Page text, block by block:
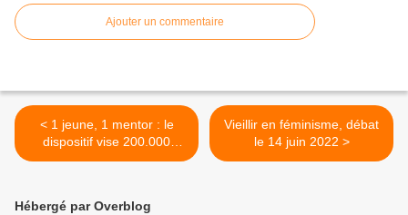
Ajouter un commentaire
< 1 jeune, 1 mentor : le
dispositif vise 200.000
jeunes bénéficiaires en
Vieillir en féminisme, débat
le 14 juin 2022 >
Hébergé par Overblog